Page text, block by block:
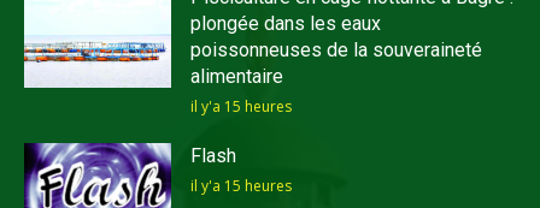
plongée dans les eaux
poissonneuses de la souveraineté
alimentaire
il y'a 15 heures
Flash
il y'a 15 heures